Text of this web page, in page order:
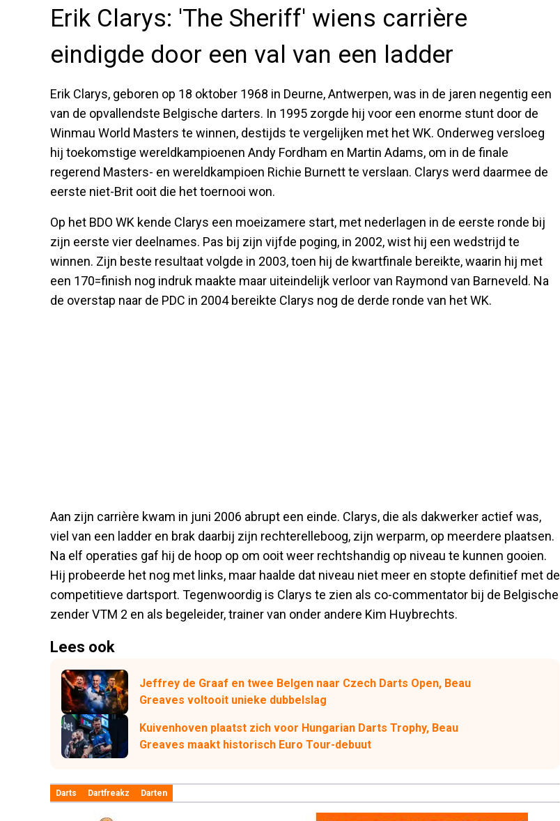
Erik Clarys: 'The Sheriff' wiens carrière
eindigde door een val van een ladder
Erik Clarys, geboren op 18 oktober 1968 in Deurne, Antwerpen, was in de jaren negentig een
van de opvallendste Belgische darters. In 1995 zorgde hij voor een enorme stunt door de
Winmau World Masters te winnen, destijds te vergelijken met het WK. Onderweg versloeg
hij toekomstige wereldkampioenen Andy Fordham en Martin Adams, om in de finale
regerend Masters- en wereldkampioen Richie Burnett te verslaan. Clarys werd daarmee de
eerste niet-Brit ooit die het toernooi won.
Op het BDO WK kende Clarys een moeizamere start, met nederlagen in de eerste ronde bij
zijn eerste vier deelnames. Pas bij zijn vijfde poging, in 2002, wist hij een wedstrijd te
winnen. Zijn beste resultaat volgde in 2003, toen hij de kwartfinale bereikte, waarin hij met
een 170=finish nog indruk maakte maar uiteindelijk verloor van Raymond van Barneveld. Na
de overstap naar de PDC in 2004 bereikte Clarys nog de derde ronde van het WK.
Aan zijn carrière kwam in juni 2006 abrupt een einde. Clarys, die als dakwerker actief was,
viel van een ladder en brak daarbij zijn rechterelleboog, zijn werparm, op meerdere plaatsen.
Na elf operaties gaf hij de hoop op om ooit weer rechtshandig op niveau te kunnen gooien.
Hij probeerde het nog met links, maar haalde dat niveau niet meer en stopte definitief met de
competitieve dartsport. Tegenwoordig is Clarys te zien als co-commentator bij de Belgische
zender VTM 2 en als begeleider, trainer van onder andere Kim Huybrechts.
Lees ook
Jeffrey de Graaf en twee Belgen naar Czech Darts Open, Beau
Greaves voltooit unieke dubbelslag
Kuivenhoven plaatst zich voor Hungarian Darts Trophy, Beau
Greaves maakt historisch Euro Tour-debuut
Darts Dartfreakz Darten